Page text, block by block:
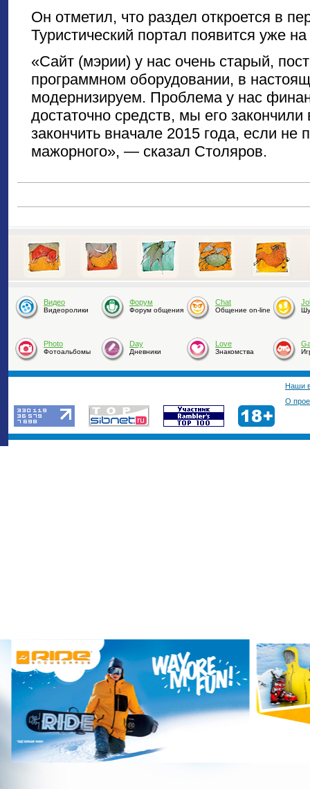
Он отметил, что раздел откроется в
Туристический портал появится уже
«Сайт (мэрии) у нас очень старый,
программном оборудовании, в
модернизируем. Проблема у нас
достаточно средств, мы его
закончить вначале 2015 года, если не
мажорного», — сказал Столяров.
Видео
Видеоролики
Форум
Форум общения
Chat
Общение on-line
Photo
Фотоальбомы
Day
Дневники
Love
Знакомства
Наши
О